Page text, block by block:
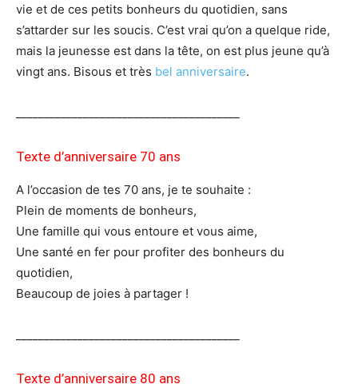
vie et de ces petits bonheurs du quotidien, sans
s’attarder sur les soucis. C’est vrai qu’on a quelque ride,
mais la jeunesse est dans la tête, on est plus jeune qu’à
vingt ans. Bisous et très bel anniversaire.
Texte d’anniversaire 70 ans
A l’occasion de tes 70 ans, je te souhaite :
Plein de moments de bonheurs,
Une famille qui vous entoure et vous aime,
Une santé en fer pour profiter des bonheurs du
quotidien,
Beaucoup de joies à partager !
Texte d’anniversaire 80 ans